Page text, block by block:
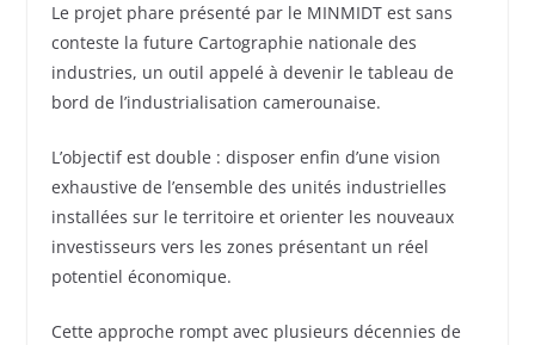
Le projet phare présenté par le MINMIDT est sans
conteste la future Cartographie nationale des
industries, un outil appelé à devenir le tableau de
bord de l’industrialisation camerounaise.
L’objectif est double : disposer enfin d’une vision
exhaustive de l’ensemble des unités industrielles
installées sur le territoire et orienter les nouveaux
investisseurs vers les zones présentant un réel
potentiel économique.
Cette approche rompt avec plusieurs décennies de